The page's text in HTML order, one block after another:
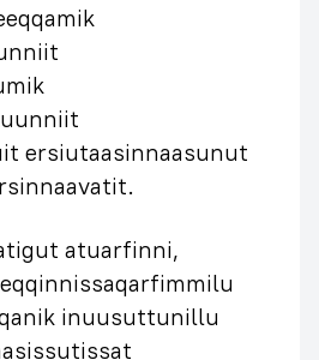
ersiutaasinnaasunut
atuarfinni,
inuusuttunillu